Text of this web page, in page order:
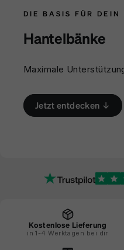
DIE BASIS FÜR
Hantelbänke
Maximale
Jetzt entdecken ↓
Kostenlose Lieferung
in 1-4 Werktagen bei dir